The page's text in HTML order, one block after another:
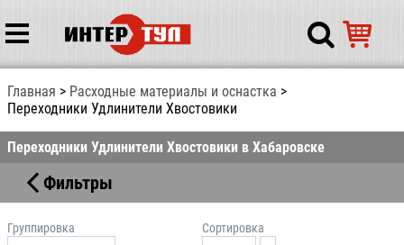
Главная
Расходные материалы и оснастка
Переходники Удлинители Хвостовики
Переходники Удлинители Хвостовики в Хабаровске
Фильтры
Группировка
Сортировка